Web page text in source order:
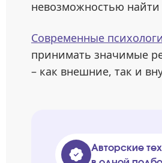
невозможностью найти
Современные
принимать значимые
– как внешние, так и
Авторские